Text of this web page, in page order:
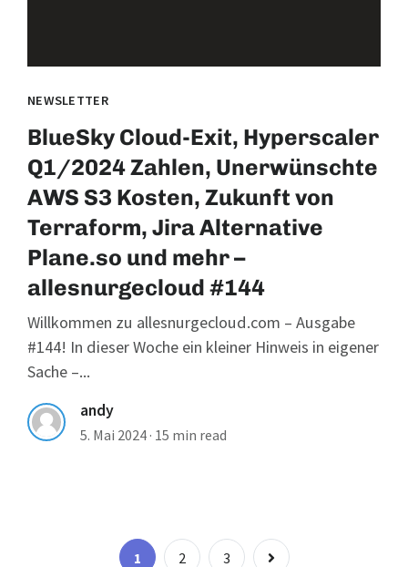
NEWSLETTER
BlueSky Cloud-Exit, Hyperscaler
Q1/2024 Zahlen, Unerwünschte
AWS S3 Kosten, Zukunft von
Terraform, Jira Alternative
Plane.so und mehr –
allesnurgecloud #144
Willkommen zu allesnurgecloud.com – Ausgabe
#144! In dieser Woche ein kleiner Hinweis in eigener
Sache –...
andy
5. Mai 2024 · 15 min read
Page
1 Page
2 Page
3